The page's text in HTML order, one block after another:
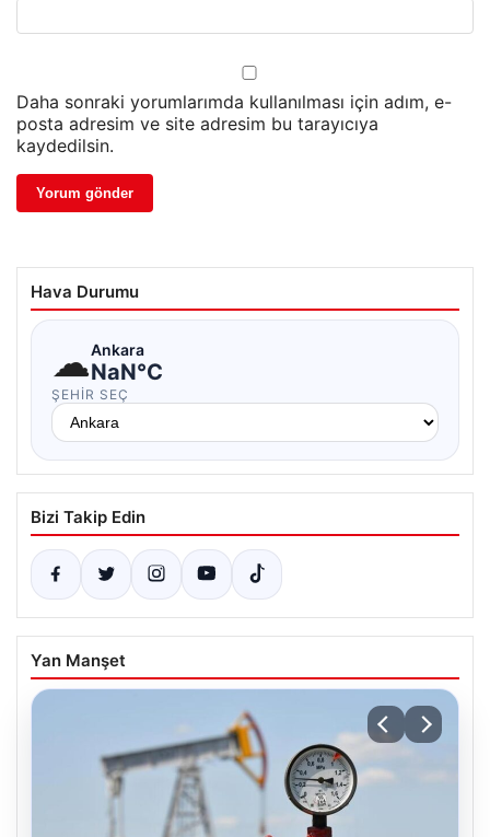
Daha sonraki yorumlarımda kullanılması için adım, e-
posta adresim ve site adresim bu tarayıcıya
kaydedilsin.
Hava Durumu
☁Ankara
NaN°C
ŞEHIR SEÇ
Bizi Takip Edin
Yan Manşet